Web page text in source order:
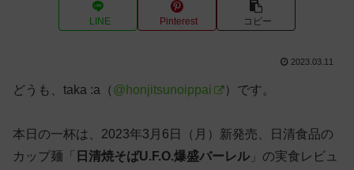
LINE Pinterest コピー
2023.03.11
どうも、taka :a（ @honjitsunoippai ）です。
本日の一杯は、2023年3月6日（月）新発売、日清食品の
カップ麺「 日清焼そばU.F.O.爆盛バーレル」の実食レビュ